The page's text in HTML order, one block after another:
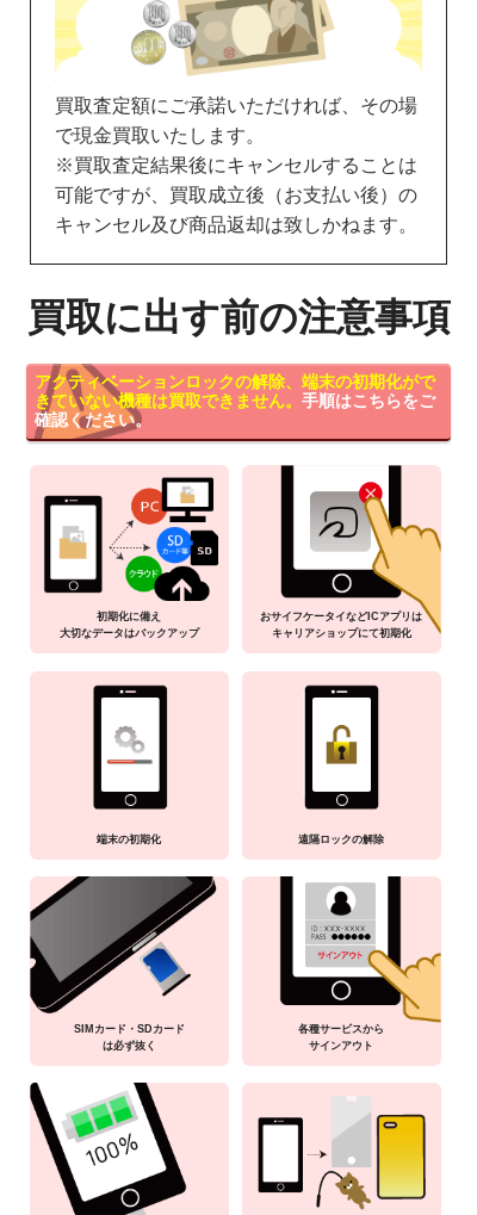
買取査定額にご承諾いただければ、その場
で現金買取いたします。
※買取査定結果後にキャンセルすることは
可能ですが、買取成立後（お支払い後）の
キャンセル及び商品返却は致しかねます。
買取に出す前の注意事項
アクティベーションロックの解除、端末の初期化がで
きていない機種は買取できません。 手順はこちらをご
確認ください。
初期化に備え
大切なデータはバックアップ
おサイフケータイなどICアプリは
キャリアショップにて初期化
端末の初期化 遠隔ロックの解除
SIMカード・SDカード
は必ず抜く
各種サービスから
サインアウト